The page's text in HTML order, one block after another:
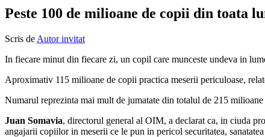
Peste 100 de milioane de copii din toata
Scris de Autor invitat
In fiecare minut din fiecare zi, un copil care munceste undeva in
Aproximativ 115 milioane de copii practica meserii periculoase,
Numarul reprezinta mai mult de jumatate din totalul de 215
Juan Somavia, directorul general al OIM, a declarat ca, in ciuda
angajarii copiilor in meserii ce le pun in pericol securitatea,